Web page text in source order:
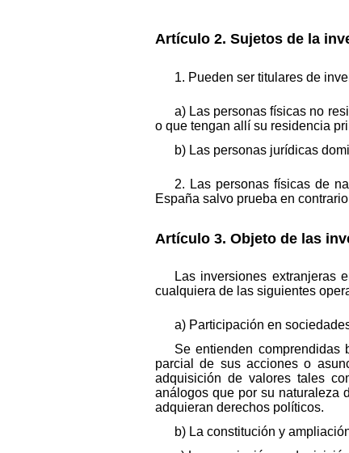
Artículo 2. Sujetos de la
1. Pueden ser titulares de
a) Las personas físicas no
o que tengan allí su residencia
b) Las personas jurídicas
2. Las personas físicas de
España salvo prueba en
Artículo 3. Objeto de las
Las inversiones extranjeras
cualquiera de las siguientes
a) Participación en
Se entienden
parcial de sus acciones o
adquisición de valores tales
análogos que por su naturaleza
adquieran derechos políticos.
b) La constitución y